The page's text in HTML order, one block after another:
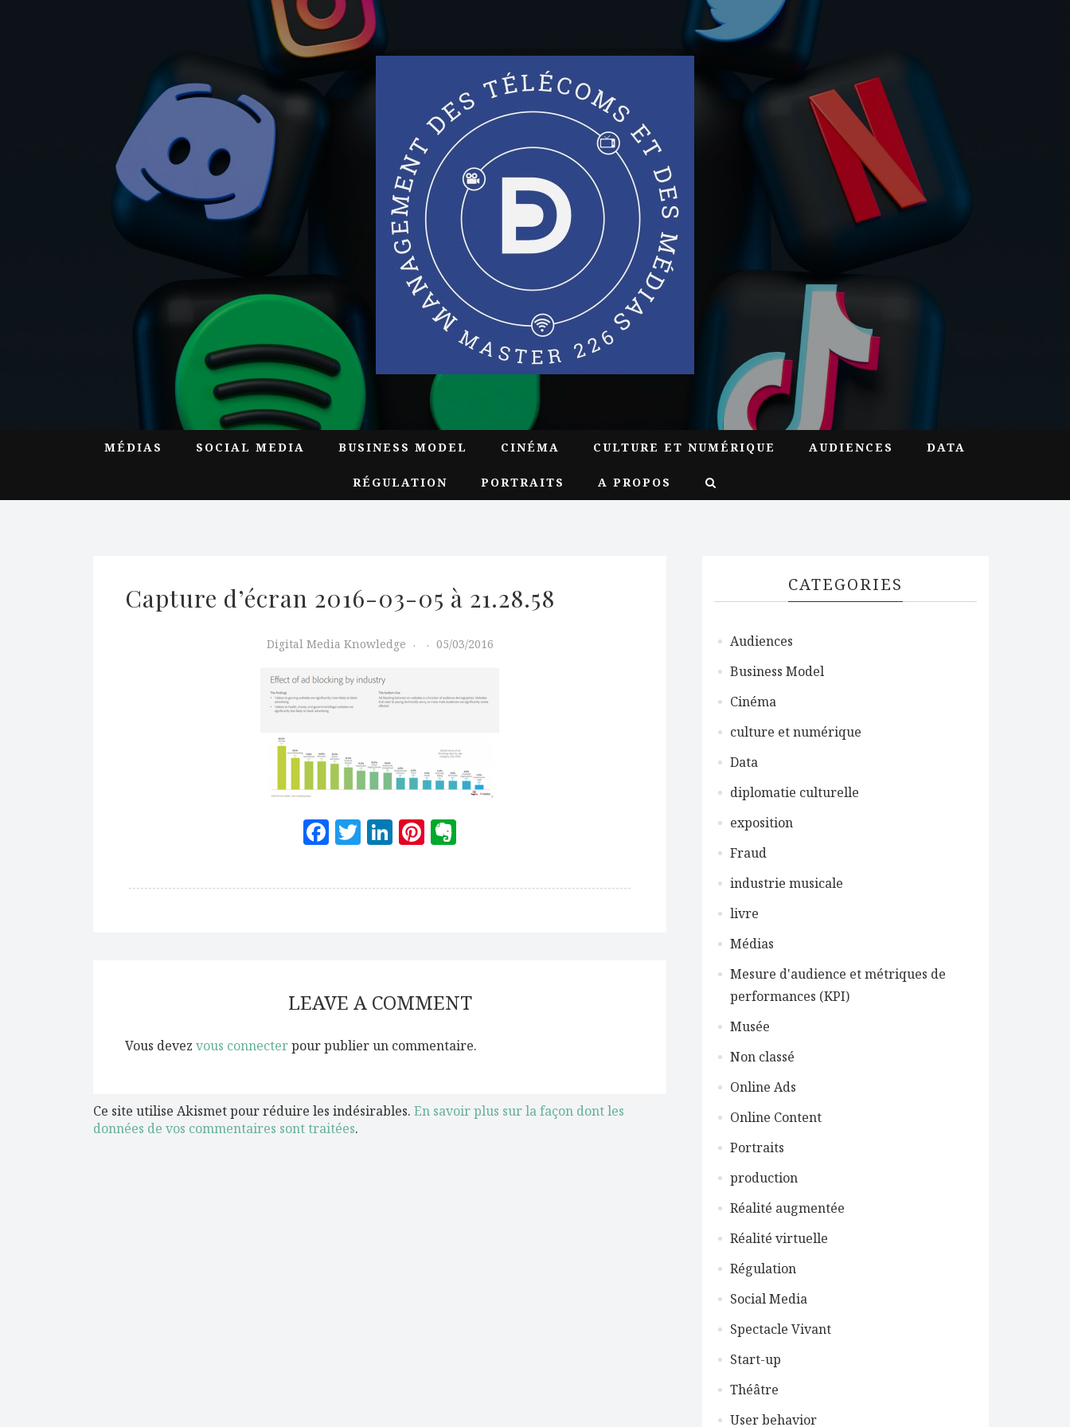
MÉDIAS SOCIAL MEDIA BUSINESS MODEL CINÉMA CULTURE ET NUMÉRIQUE AUDIENCES DATA
RÉGULATION PORTRAITS A PROPOS
Capture d’écran 2016-03-05 à 21.28.58
Digital Media Knowledge 05/03/2016
Facebook
Twitter
LinkedIn
Pinterest
LEAVE A COMMENT
Vous devez vous connecterpour publier un commentaire.
Ce site utilise Akismet pour réduire les indésirables. En savoir plus sur la façon dont les
données de vos commentaires sont traitées.
CATEGORIES
Audiences
Business Model
Cinéma
culture et numérique
Data
diplomatie culturelle
exposition
Fraud
industrie musicale
livre
Médias
Mesure d'audience et métriques de
performances (KPI)
Musée
Non classé
Online Ads
Online Content
Portraits
production
Réalité augmentée
Réalité virtuelle
Régulation
Social Media
Spectacle Vivant
Start-up
Théâtre
User behavior